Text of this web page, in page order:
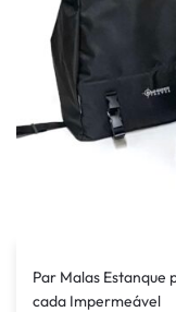
Par Malas Estanque
cada Impermeável